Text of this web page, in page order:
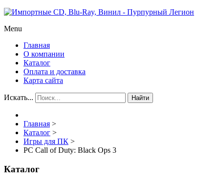
Menu
Главная
О компании
Каталог
Оплата и доставка
Карта сайта
Искать... Найти
Главная >
Каталог >
Игры для ПК >
PC Call of Duty: Black Ops 3
Каталог